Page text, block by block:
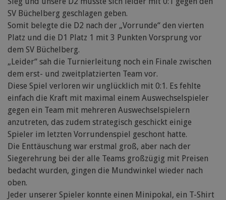
SV Büchelberg geschlagen geben.
Somit belegte die D2 nach der „Vorrunde“ den vierten
Platz und die D1 Platz 1 mit 3 Punkten Vorsprung vor
dem SV Büchelberg.
„Leider“ sah die Turnierleitung noch ein Finale zwischen
dem erst- und zweitplatzierten Team vor.
Diese Spiel verloren wir unglücklich mit 0:1. Es fehlte
einfach die Kraft mit maximal einem Auswechselspieler
gegen ein Team mit mehreren Auswechselspielern
anzutreten, das zudem strategisch geschickt einige
Spieler im letzten Vorrundenspiel geschont hatte.
Die Enttäuschung war erstmal groß, aber nach der
Siegerehrung bei der alle Teams großzügig mit Preisen
bedacht wurden, gingen die Mundwinkel wieder nach
oben.
Jeder unserer Spieler konnte einen Minipokal, ein T-Shirt